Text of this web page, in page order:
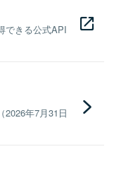
できる公式API
2026年7月31日